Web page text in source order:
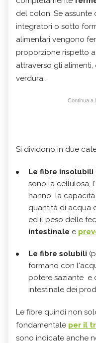
del colon. Se assunte
integratori o sotto
alimentari vengono
proporzione rispetto
attraverso gli
verdura.
Continua a
Si dividono in due
Le fibre insolubili
sono la cellulosa,
hanno la
quantità di acqua
ed il peso delle
intestinale e
Le fibre solubili
formano con
potere saziante e
intestinale dei
Le fibre quindi non
fondamentale per il
sono indicate anche